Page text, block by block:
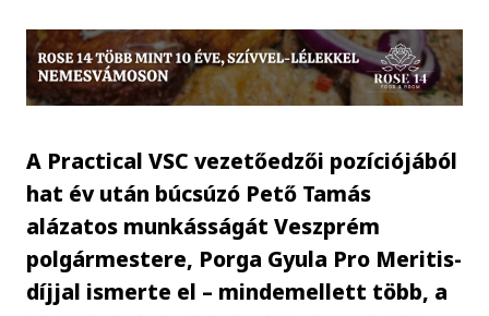
A Practical VSC vezetőedzői pozíciójából
hat év után búcsúzó Pető Tamás
alázatos munkásságát Veszprém
polgármestere, Porga Gyula Pro Meritis-
díjjal ismerte el – mindemellett több, a